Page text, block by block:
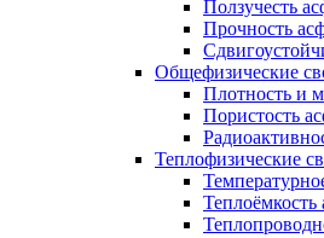
Ползучесть
Прочность
Общефизические
Плотность и
Пористость
Теплофизические
Теплоёмкость